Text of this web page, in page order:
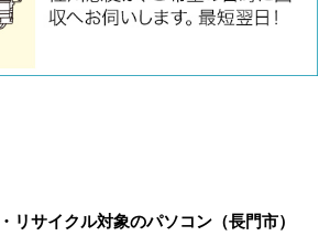
リサイクル対象のパソコン（長門市）